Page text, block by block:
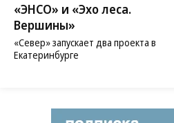
«ЭНСО» и «Эхо леса.
Вершины»
«Север» запускает два проекта в
Екатеринбурге